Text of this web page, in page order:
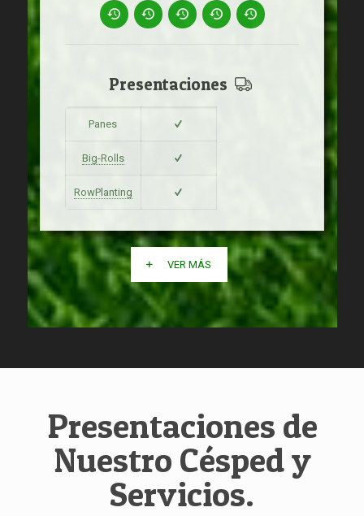
Presentaciones
Panes
Big-Rolls
RowPlanting
VER MÁS
Presentaciones de
Nuestro Césped y
Servicios.